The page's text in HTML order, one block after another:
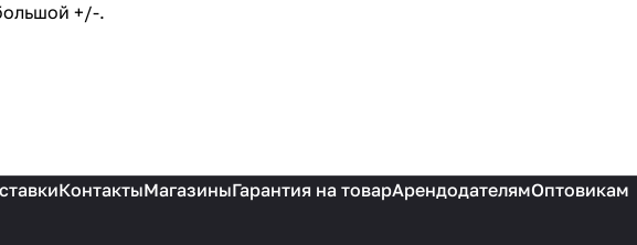
+/-.
КонтактыМагазиныГарантия на товарАрендодателямОптовикам